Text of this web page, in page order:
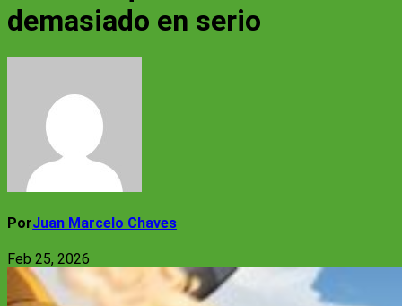
demasiado en serio
PorJuan Marcelo Chaves
Feb 25, 2026